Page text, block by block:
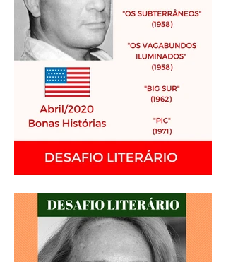
Análise Literária: Jack
Kerouac